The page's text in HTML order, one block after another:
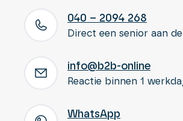
040 – 2094 268
Direct een senior aan
info@b2b-online
Reactie binnen 1
WhatsApp